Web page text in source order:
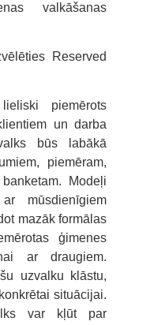
valkāšanas
Reserved
piemērots
un darba
būs labākā
piemēram,
Modeļi
mūsdienīgiem
mazāk formālas
ģimenes
ar draugiem.
uzvalku klāstu,
situācijai.
var kļūt par